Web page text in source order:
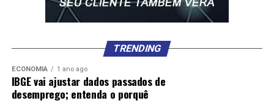
TRENDING
ECONOMIA 1 ano ago
IBGE vai ajustar dados passados de
desemprego; entenda o porquê